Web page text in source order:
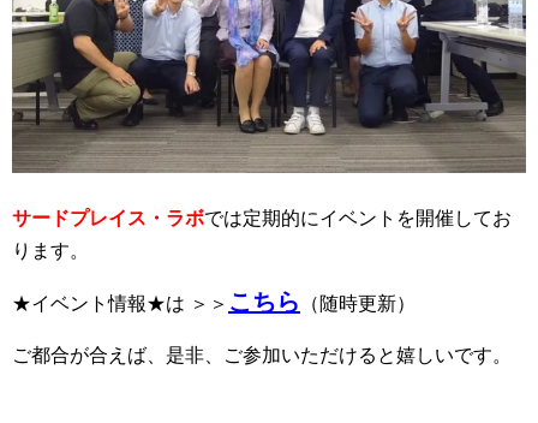
サードプレイス・ラボでは定期的にイベントを開催してお
ります。
★イベント情報★は ＞＞ こちら （随時更新）
ご都合が合えば、是非、ご参加いただけると嬉しいです。